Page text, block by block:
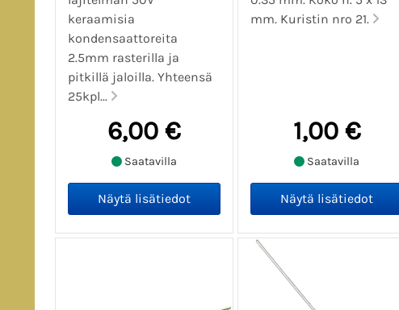
keraamisia
kondensaattoreita
2.5mm rasterilla ja
pitkillä jaloilla. Yhteensä
25kpl...
6,00 €
Saatavilla
mm. Kuristin nro 21.
1,00 €
Saatavilla